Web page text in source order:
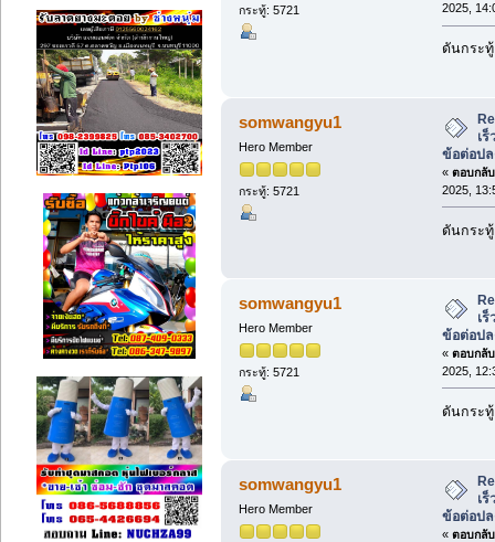
กระทู้: 5721
2025,
ดันกระทู้
somwangyu1
Hero Member
กระทู้: 5721
เ
ข้อต่อปล
« ตอบกลั
2025,
ดันกระทู้
somwangyu1
Hero Member
กระทู้: 5721
เ
ข้อต่อปล
« ตอบกลั
2025,
ดันกระทู้
somwangyu1
Hero Member
เ
ข้อต่อปล
« ตอบกลั